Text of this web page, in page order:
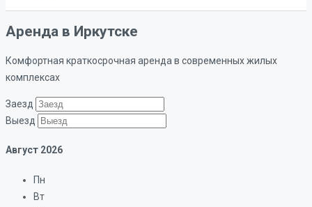
Аренда в Иркутске
Комфортная краткосрочная аренда в современных жилых
комплексах
Заезд
Выезд
Август 2026
Пн
Вт